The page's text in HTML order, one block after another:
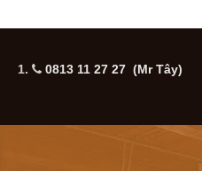
1. 0813 11 27 27 (Mr Tây)